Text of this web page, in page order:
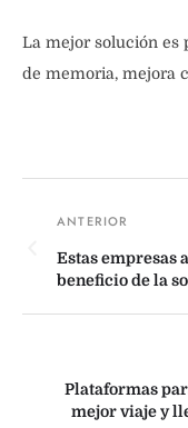
La mejor solución es
de memoria, mejora
Estas empresas
beneficio de la
Plataformas
mejor viaje y